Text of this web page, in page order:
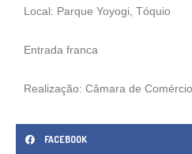
Local: Parque Yoyogi, Tóquio
Entrada franca
Realização: Câmara de
FACEBOOK